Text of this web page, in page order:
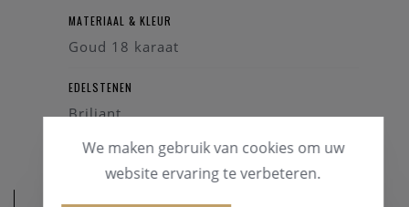
MATERIAAL & KLEUR
Goud 18 karaat
EDELSTENEN
Briljant
We maken gebruik van cookies om uw
website ervaring te verbeteren.